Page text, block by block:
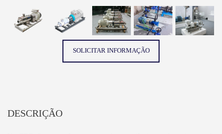
SOLICITAR INFORMAÇÃO
DESCRIÇÃO